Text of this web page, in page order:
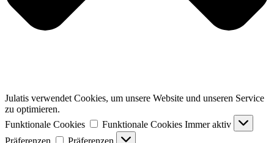
Julatis verwendet Cookies, um unsere Website und unseren Service
zu optimieren.
Funktionale Cookies
Funktionale Cookies Immer aktiv
Präferenzen
Präferenzen